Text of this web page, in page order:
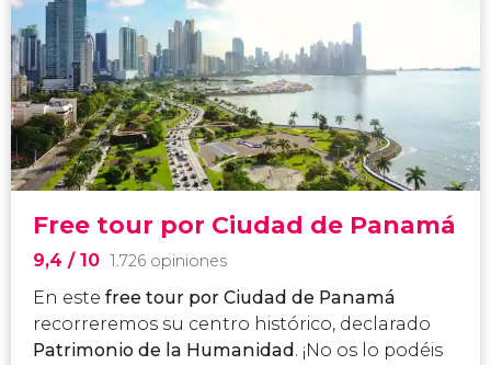
Free tour por Ciudad de Panamá
9,4 / 10 1.726 opiniones
En este free tour por Ciudad de Panamá
recorreremos su centro histórico, declarado
Patrimonio de la Humanidad. ¡No os lo podéis